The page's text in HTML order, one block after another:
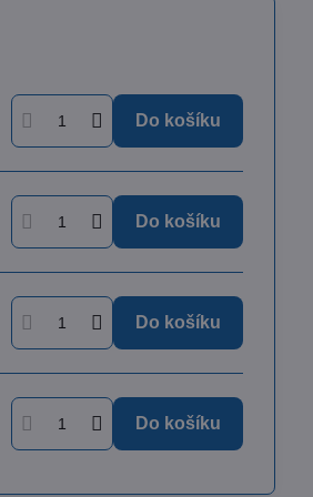
Do košíku
Do košíku
Do košíku
Do košíku
385 Kč